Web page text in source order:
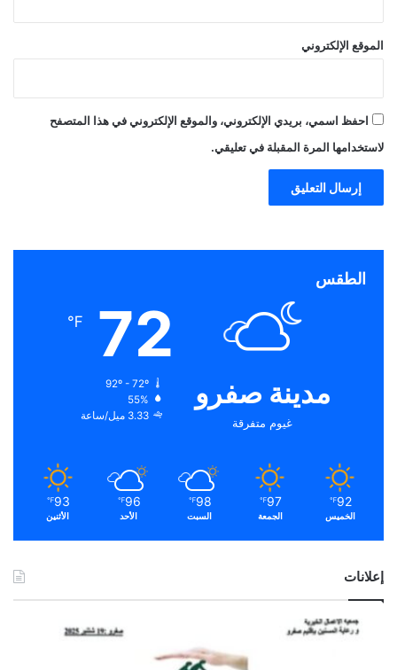
الموقع الإلكتروني
احفظ اسمي، بريدي الإلكتروني، والموقع الإلكتروني في هذا المتصفح
لاستخدامها المرة المقبلة في تعليقي.
الطقس
مدينة صفرو
غيوم متفرقة
72
℉
92º - 72º
55%
3.33 ميل/ساعة
92
℉
الخميس
97
℉
الجمعة
98
℉
السبت
96
℉
الأحد
93
℉
الأثنين
إعلانات